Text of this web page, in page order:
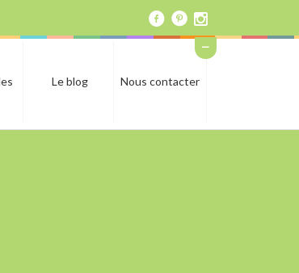
Le blog Nous contacter